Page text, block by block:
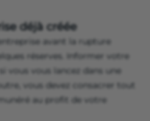
déjà créée
avant la rupture
réserves. Informer votre
vous vous lancez dans une
vous devez consacrer tout
au profit de votre